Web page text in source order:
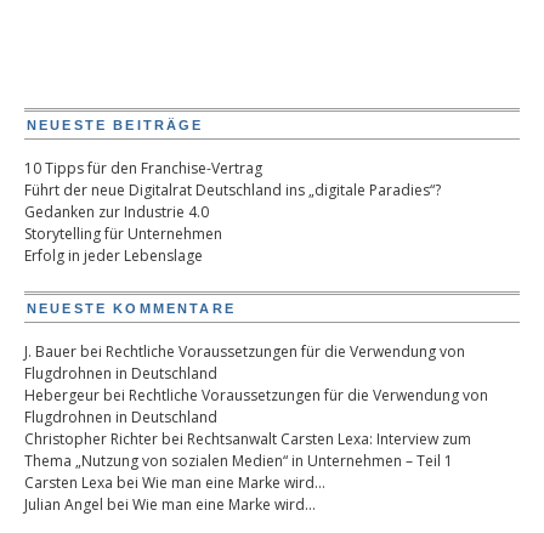
NEUESTE BEITRÄGE
10 Tipps für den Franchise-Vertrag
Führt der neue Digitalrat Deutschland ins „digitale Paradies“?
Gedanken zur Industrie 4.0
Storytelling für Unternehmen
Erfolg in jeder Lebenslage
NEUESTE KOMMENTARE
J. Bauer bei Rechtliche Voraussetzungen für die Verwendung von
Flugdrohnen in Deutschland
Hebergeur bei Rechtliche Voraussetzungen für die Verwendung von
Flugdrohnen in Deutschland
Christopher Richter bei Rechtsanwalt Carsten Lexa: Interview zum
Thema „Nutzung von sozialen Medien“ in Unternehmen – Teil 1
Carsten Lexa bei Wie man eine Marke wird…
Julian Angel bei Wie man eine Marke wird…